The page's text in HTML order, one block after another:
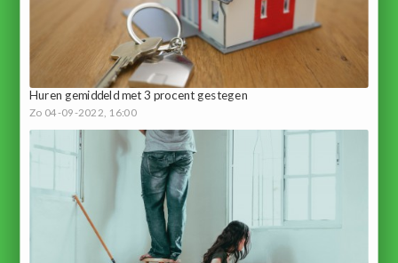
Huren gemiddeld met 3 procent gestegen
Zo 04-09-2022, 16:00